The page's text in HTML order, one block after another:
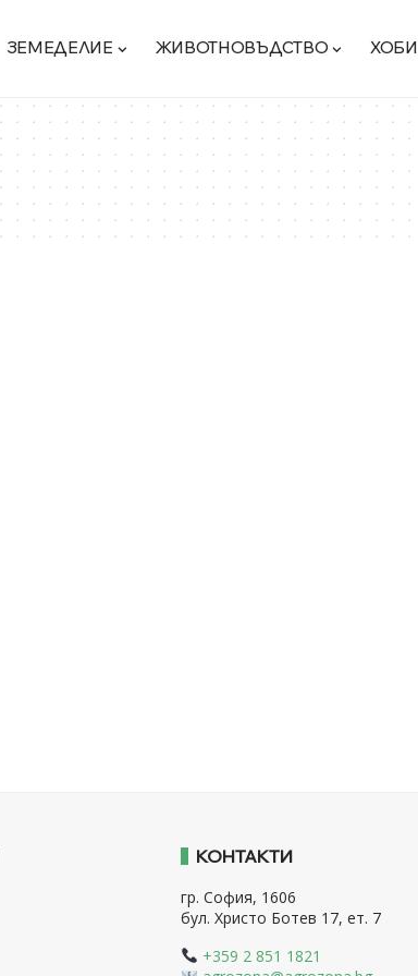
ЗЕМЕДЕЛИЕ ЖИВОТНОВЪДСТВО ХОБИ
КОНТАКТИ
гр. София, 1606
бул. Христо Ботев 17, ет. 7
+359 2 851 1821